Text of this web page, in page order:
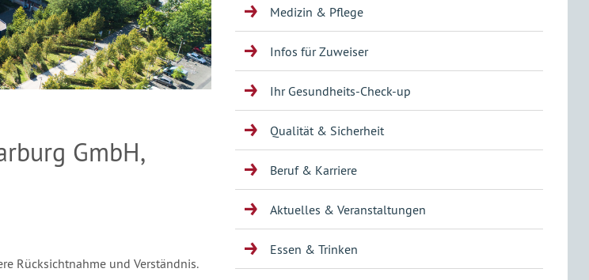
GmbH,
Rücksichtnahme und Verständnis.
Medizin & Pflege
Infos für Zuweiser
Ihr Gesundheits-Check-up
Qualität & Sicherheit
Beruf & Karriere
Aktuelles & Veranstaltungen
Essen & Trinken